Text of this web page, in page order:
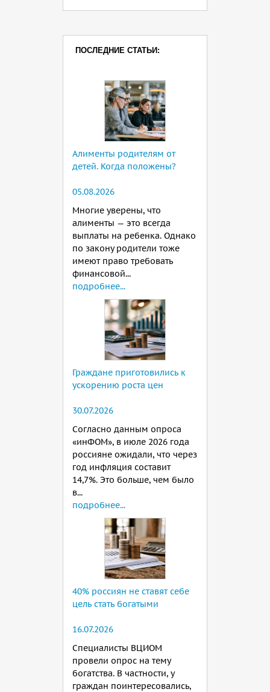
ПОСЛЕДНИЕ СТАТЬИ:
Алименты родителям от
детей. Когда положены?
05.08.2026
Многие уверены, что
алименты — это всегда
выплаты на ребенка. Однако
по закону родители тоже
имеют право требовать
финансовой...
подробнее...
Граждане приготовились к
ускорению роста цен
30.07.2026
Согласно данным опроса
«инФОМ», в июле 2026 года
россияне ожидали, что через
год инфляция составит
14,7%. Это больше, чем было
в...
подробнее...
40% россиян не ставят себе
цель стать богатыми
16.07.2026
Специалисты ВЦИОМ
провели опрос на тему
богатства. В частности, у
граждан поинтересовались,